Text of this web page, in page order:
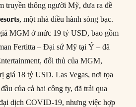
truyền thông người Mỹ, đưa ra đề
, một nhà điều hành sòng bạc.
MGM ở mức 19 tỷ USD, bao gồm
Fertitta – Đại sứ Mỹ tại Ý – đã
đối thủ của MGM,
giá 18 tỷ USD. Las Vegas, nơi tọa
của cả hai công ty, đã trải qua
dịch COVID-19, nhưng việc hợp